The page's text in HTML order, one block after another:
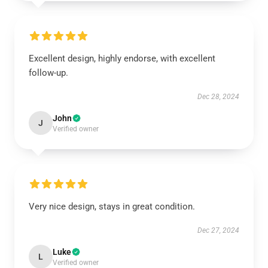
Excellent design, highly endorse, with excellent
follow-up.
Dec 28, 2024
J John
Verified owner
Very nice design, stays in great condition.
Dec 27, 2024
L Luke
Verified owner